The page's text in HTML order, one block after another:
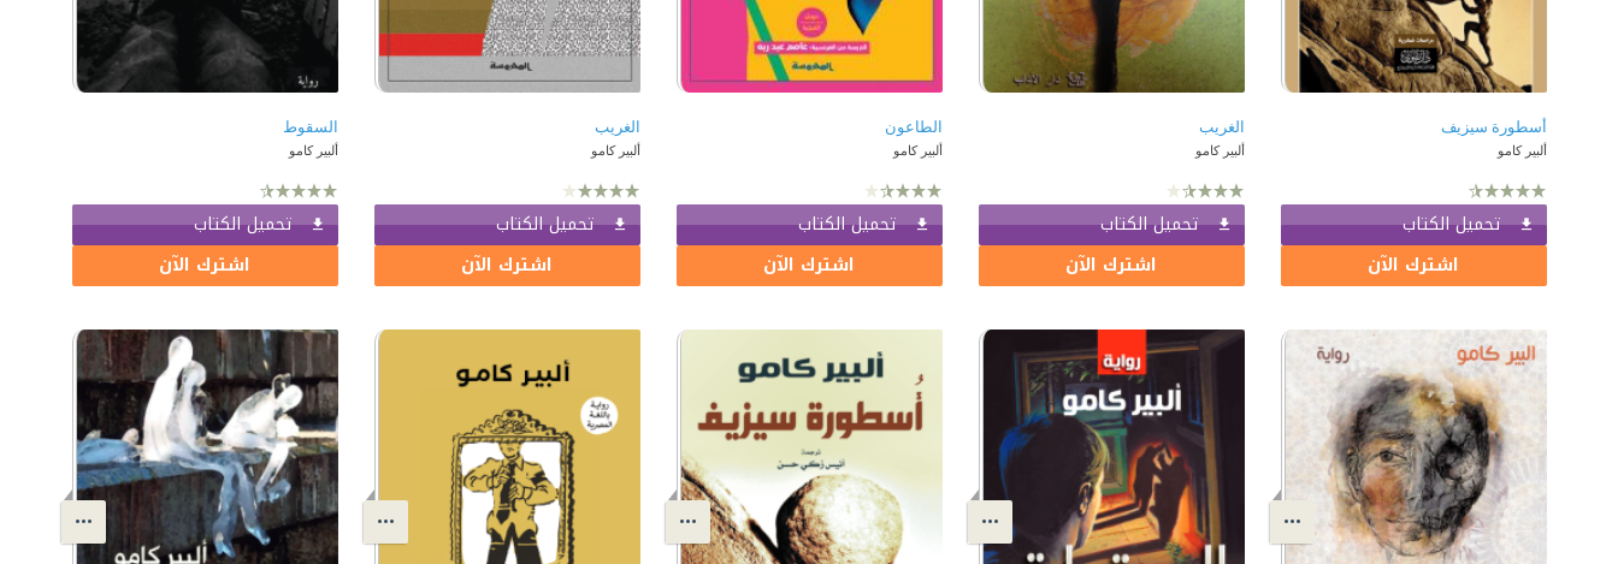
أسطورة سيزيف
ألبير كامو
تحميل الكتاب
اشترك الآن
الغريب
ألبير كامو
تحميل الكتاب
اشترك الآن
الطاعون
ألبير كامو
تحميل الكتاب
اشترك الآن
الغريب
ألبير كامو
تحميل الكتاب
اشترك الآن
السقوط
ألبير كامو
تحميل الكتاب
اشترك الآن